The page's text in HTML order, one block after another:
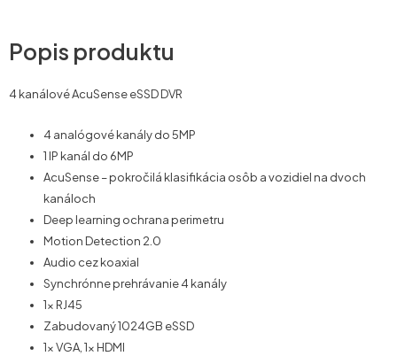
Popis produktu
4 kanálové AcuSense eSSD DVR
4 analógové kanály do 5MP
1 IP kanál do 6MP
AcuSense – pokročilá klasifikácia osôb a vozidiel na dvoch
kanáloch
Deep learning ochrana perimetru
Motion Detection 2.0
Audio cez koaxial
Synchrónne prehrávanie 4 kanály
1x RJ45
Zabudovaný 1024GB eSSD
1x VGA, 1x HDMI